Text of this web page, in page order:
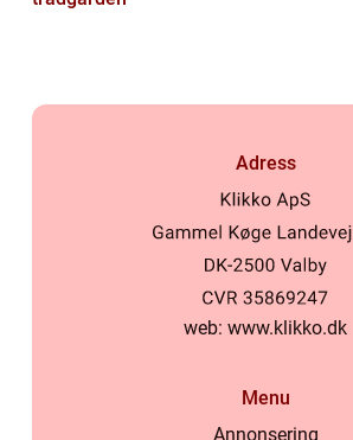
Adress
web: www.klikko.dk
Menu
Annonsering